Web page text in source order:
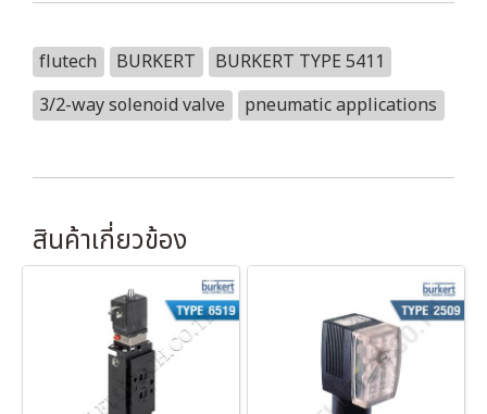
flutech BURKERT
BURKERT TYPE 5411
3/2-way solenoid valve
pneumatic applications
สินค้าเกี่ยวข้อง